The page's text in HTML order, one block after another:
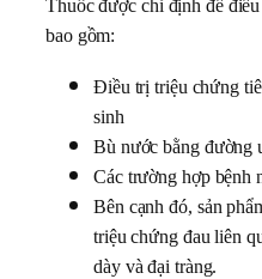
Thuốc được chỉ định để
bao gồm:
Điều trị triệu chứng
sinh
Bù nước bằng đường
Các trường hợp bệnh
Bên cạnh đó, sản
triệu chứng đau liên
dày và đại tràng.